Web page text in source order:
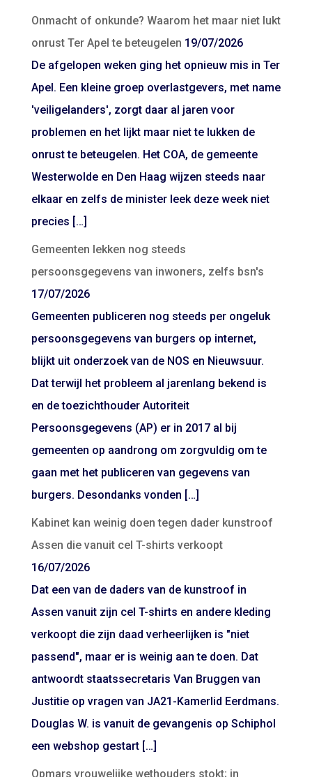
Onmacht of onkunde? Waarom het maar niet lukt
onrust Ter Apel te beteugelen 19/07/2026
De afgelopen weken ging het opnieuw mis in Ter
Apel. Een kleine groep overlastgevers, met name
'veiligelanders', zorgt daar al jaren voor
problemen en het lijkt maar niet te lukken de
onrust te beteugelen. Het COA, de gemeente
Westerwolde en Den Haag wijzen steeds naar
elkaar en zelfs de minister leek deze week niet
precies […]
Gemeenten lekken nog steeds
persoonsgegevens van inwoners, zelfs bsn's
17/07/2026
Gemeenten publiceren nog steeds per ongeluk
persoonsgegevens van burgers op internet,
blijkt uit onderzoek van de NOS en Nieuwsuur.
Dat terwijl het probleem al jarenlang bekend is
en de toezichthouder Autoriteit
Persoonsgegevens (AP) er in 2017 al bij
gemeenten op aandrong om zorgvuldig om te
gaan met het publiceren van gegevens van
burgers. Desondanks vonden […]
Kabinet kan weinig doen tegen dader kunstroof
Assen die vanuit cel T-shirts verkoopt
16/07/2026
Dat een van de daders van de kunstroof in
Assen vanuit zijn cel T-shirts en andere kleding
verkoopt die zijn daad verheerlijken is "niet
passend", maar er is weinig aan te doen. Dat
antwoordt staatssecretaris Van Bruggen van
Justitie op vragen van JA21-Kamerlid Eerdmans.
Douglas W. is vanuit de gevangenis op Schiphol
een webshop gestart […]
Opmars vrouwelijke wethouders stokt; in